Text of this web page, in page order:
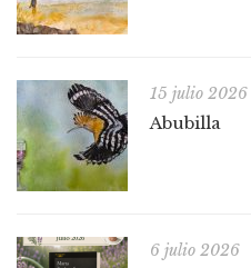
15 julio 2026
Abubilla
6 julio 2026